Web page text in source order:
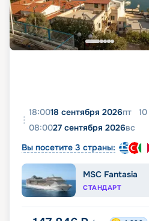
18:0018 сентября 2026пт 10
08:0027 сентября 2026вс
Вы посетите 3 страны:
MSC Fantasia
СТАНДАРТ